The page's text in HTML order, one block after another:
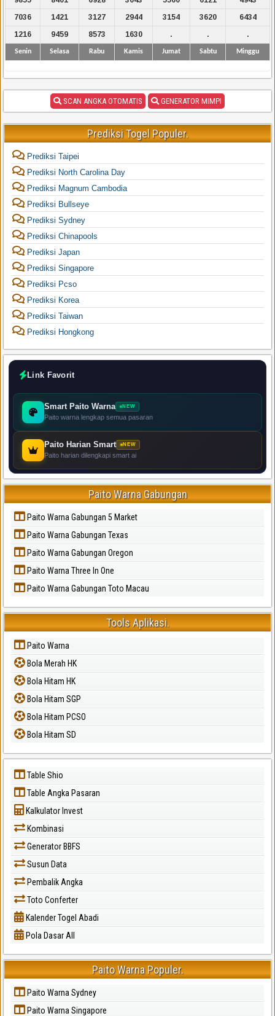
7036
1421 3127 2944 3154 3620
6434
1216
9459 8573 1630 . . .
Senin Selasa Rabu Kamis Jumat Sabtu Minggu
SCAN ANGKA OTOMATIS GENERATOR MIMPI
Prediksi Togel Populer.
Prediksi Taipei
Prediksi North Carolina Day
Prediksi Magnum Cambodia
Prediksi Bullseye
Prediksi Sydney
Prediksi Chinapools
Prediksi Japan
Prediksi Singapore
Prediksi Pcso
Prediksi Korea
Prediksi Taiwan
Prediksi Hongkong
Link Favorit
Smart Paito Warna NEW
Paito warna lengkap semua pasaran
Paito Harian Smart NEW
Paito harian dilengkapi smart ai
Paito Warna Gabungan
Paito Warna Gabungan 5 Market
Paito Warna Gabungan Texas
Paito Warna Gabungan Oregon
Paito Warna Three In One
Paito Warna Gabungan Toto Macau
Tools Aplikasi.
Paito Warna
Bola Merah HK
Bola Hitam HK
Bola Hitam SGP
Bola Hitam PCSO
Bola Hitam SD
Table Shio
Table Angka Pasaran
Kalkulator Invest
Kombinasi
Generator BBFS
Susun Data
Pembalik Angka
Toto Conferter
Kalender Togel Abadi
Pola Dasar All
Paito Warna Populer.
Paito Warna Sydney
Paito Warna Singapore